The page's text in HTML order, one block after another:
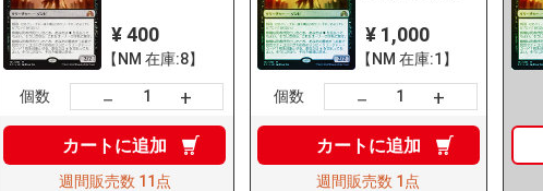
¥ 400
【NM 在庫:8】
個数 － +
カートに追加
週間販売数 11点
¥ 1,000
【NM 在庫:1】
個数 － +
カートに追加
週間販売数 1点